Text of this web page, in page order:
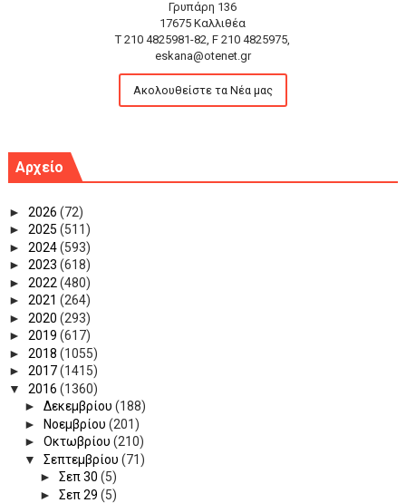
Γρυπάρη 136
17675 Καλλιθέα
T 210 4825981-82, F 210 4825975,
eskana@otenet.gr
Ακολουθείστε τα Νέα μας
Αρχείο
► 2026 (72)
► 2025 (511)
► 2024(593)
► 2023 (618)
► 2022 (480)
► 2021 (264)
► 2020 (293)
► 2019 (617)
► 2018 (1055)
► 2017(1415)
▼ 2016 (1360)
► Δεκεμβρίου (188)
►
Νοεμβρίου (201)
► Οκτωβρίου (210)
▼ Σεπτεμβρίου (71)
► Σεπ 30 (5)
► Σεπ 29 (5)